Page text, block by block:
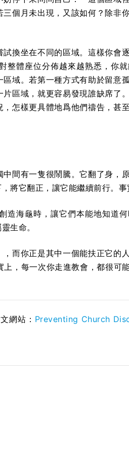
個月未出現，又該如何？除非
換坐在不同的區域。這樣你會
整體座位分佈越來越熟悉，你
域。若第一種方式有助於留意
區域，就更容易發現誰缺席了
怎樣更具體地爲他們禱告，甚
間有一隻很鬧騰。它翻了身，
將它翻正，讓它能繼續前行。事
造海龜時，讓它們本能地知道
生命。
而你正是其中一個能扶正它的
，每一次你走進教會，都很可
網站： Preventing Church